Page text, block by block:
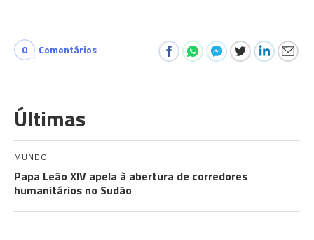
0 Comentários
Últimas
MUNDO
Papa Leão XIV apela à abertura de corredores
humanitários no Sudão